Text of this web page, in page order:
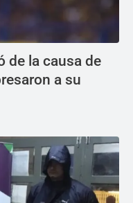
de la causa de
a su